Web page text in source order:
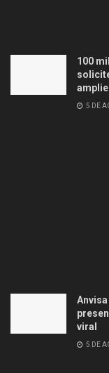
100
5 DE
viral
5 DE